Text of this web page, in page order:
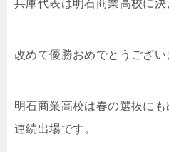
兵庫代表は明石商業高校に決
改めて優勝おめでとうござい
明石商業高校は春の選抜に
連続出場です。